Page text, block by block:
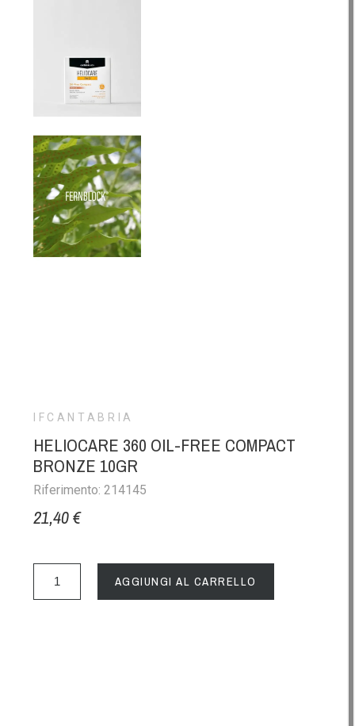
IFCANTABRIA
HELIOCARE 360 OIL-FREE COMPACT
BRONZE 10GR
Riferimento: 214145
21,40 €
AGGIUNGI AL CARRELLO